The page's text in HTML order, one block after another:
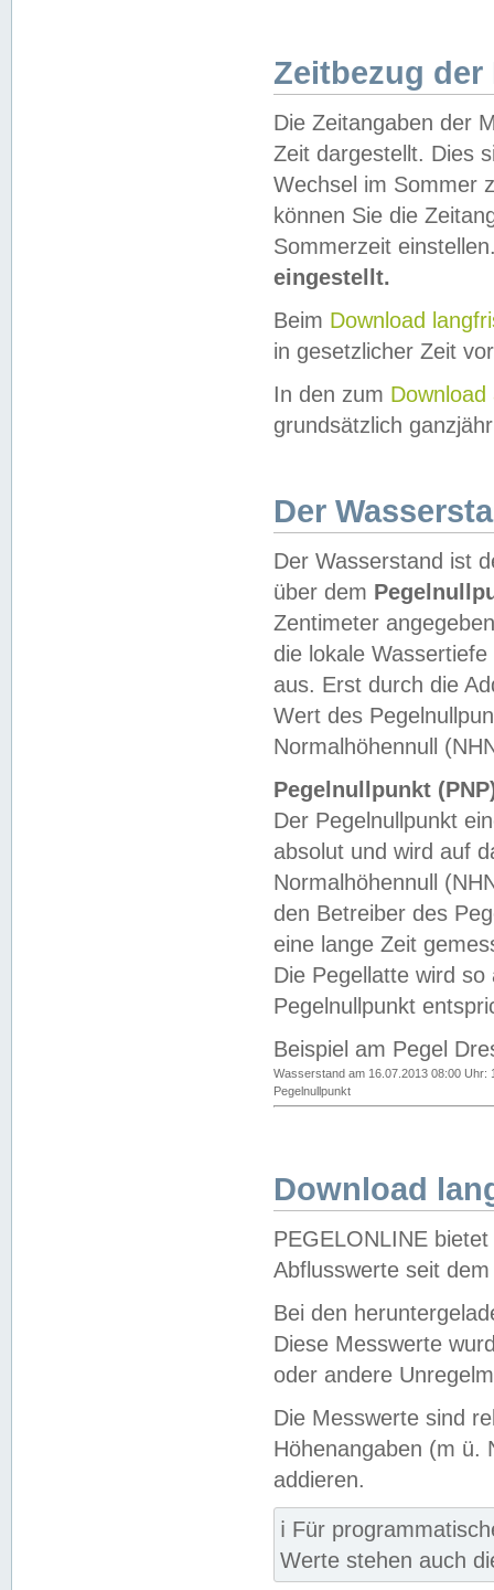
Zeitbezug der
Die Zeitangaben der
Zeit dargestellt. Dies
Wechsel im Sommer
können Sie die
Sommerzeit
eingestellt.
Beim Download
in gesetzlicher Zeit
In den zum Download
grundsätzlich
Der
Der Wasserstand ist
über dem
Zentimeter
die lokale
aus. Erst durch die
Wert des
Normalhöhennull
Pegelnullpunkt
Der Pegelnullpunkt
absolut und wird auf
Normalhöhennull
den Betreiber des
eine lange Zeit
Die Pegellatte wird
Pegelnullpunkt
Beispiel am Pegel
Wasserstand am 16.07.2013 08:00 Uhr:
Pegelnullpunkt
Download
PEGELONLINE
Abflusswerte seit
Bei den
Diese Messwerte
oder andere
Die Messwerte sind
Höhenangaben (m ü.
addieren.
ℹ️ Für
Werte stehen auch